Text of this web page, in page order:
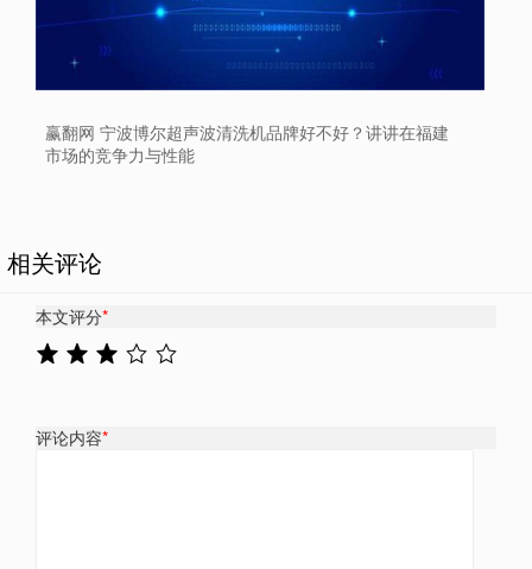
赢翻网 宁波博尔超声波清洗机品牌好不好？讲讲在福建
市场的竞争力与性能
相关评论
本文评分*
评论内容*